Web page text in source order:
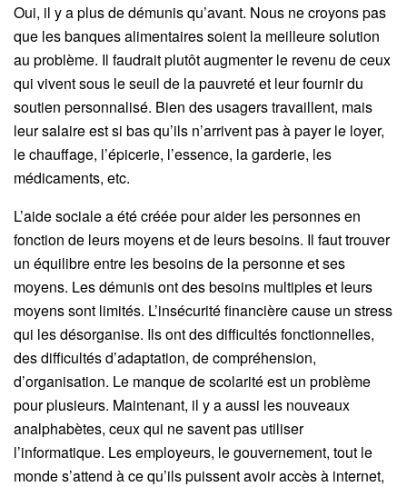
Oui, il y a plus de démunis qu’avant. Nous ne croyons pas
que les banques alimentaires soient la meilleure solution
au problème. Il faudrait plutôt augmenter le revenu de ceux
qui vivent sous le seuil de la pauvreté et leur fournir du
soutien personnalisé. Bien des usagers travaillent, mais
leur salaire est si bas qu’ils n’arrivent pas à payer le loyer,
le chauffage, l’épicerie, l’essence, la garderie, les
médicaments, etc.
L’aide sociale a été créée pour aider les personnes en
fonction de leurs moyens et de leurs besoins. Il faut trouver
un équilibre entre les besoins de la personne et ses
moyens. Les démunis ont des besoins multiples et leurs
moyens sont limités. L’insécurité financière cause un stress
qui les désorganise. Ils ont des difficultés fonctionnelles,
des difficultés d’adaptation, de compréhension,
d’organisation. Le manque de scolarité est un problème
pour plusieurs. Maintenant, il y a aussi les nouveaux
analphabètes, ceux qui ne savent pas utiliser
l’informatique. Les employeurs, le gouvernement, tout le
monde s’attend à ce qu’ils puissent avoir accès à internet,